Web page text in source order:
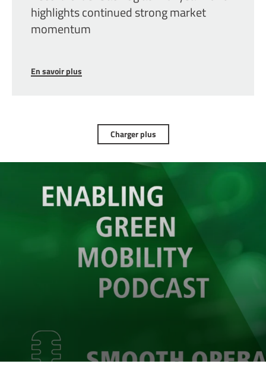
highlights continued strong market
momentum
En savoir plus
Charger plus